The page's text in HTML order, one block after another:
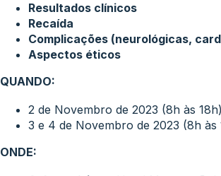
Resultados clínicos
Recaída
Complicações (neurológicas,
Aspectos éticos
QUANDO:
2 de Novembro de 2023 (8h às
3 e 4 de Novembro de 2023 (8h
ONDE: